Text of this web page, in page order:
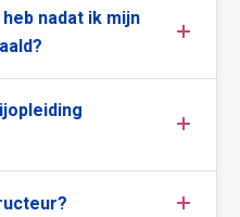
nadat ik mijn